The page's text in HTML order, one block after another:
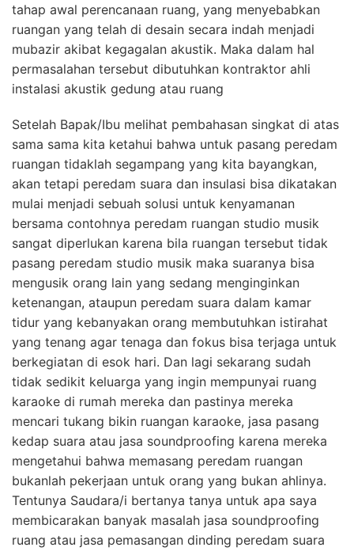
tahap awal perencanaan ruang, yang menyebabkan
ruangan yang telah di desain secara indah menjadi
mubazir akibat kegagalan akustik. Maka dalam hal
permasalahan tersebut dibutuhkan kontraktor ahli
instalasi akustik gedung atau ruang
Setelah Bapak/Ibu melihat pembahasan singkat di atas
sama sama kita ketahui bahwa untuk pasang peredam
ruangan tidaklah segampang yang kita bayangkan,
akan tetapi peredam suara dan insulasi bisa dikatakan
mulai menjadi sebuah solusi untuk kenyamanan
bersama contohnya peredam ruangan studio musik
sangat diperlukan karena bila ruangan tersebut tidak
pasang peredam studio musik maka suaranya bisa
mengusik orang lain yang sedang menginginkan
ketenangan, ataupun peredam suara dalam kamar
tidur yang kebanyakan orang membutuhkan istirahat
yang tenang agar tenaga dan fokus bisa terjaga untuk
berkegiatan di esok hari. Dan lagi sekarang sudah
tidak sedikit keluarga yang ingin mempunyai ruang
karaoke di rumah mereka dan pastinya mereka
mencari tukang bikin ruangan karaoke, jasa pasang
kedap suara atau jasa soundproofing karena mereka
mengetahui bahwa memasang peredam ruangan
bukanlah pekerjaan untuk orang yang bukan ahlinya.
Tentunya Saudara/i bertanya tanya untuk apa saya
membicarakan banyak masalah jasa soundproofing
ruang atau jasa pemasangan dinding peredam suara